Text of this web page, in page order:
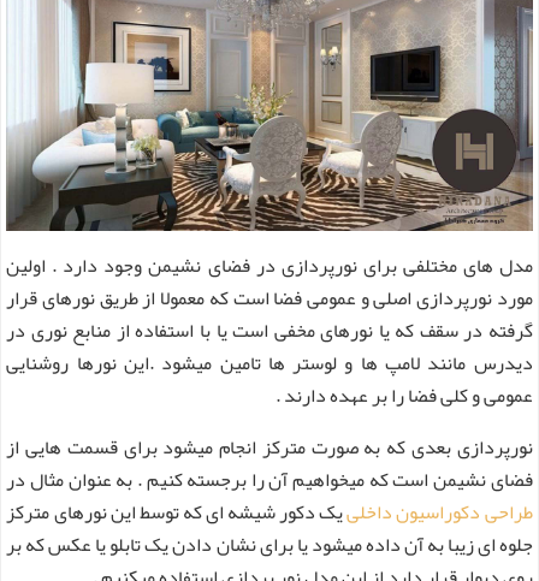
مدل های مختلفی برای نورپردازی در فضای نشیمن وجود دارد . اولین
مورد نورپردازی اصلی و عمومی فضا است که معمولا از طریق نورهای قرار
گرفته در سقف که یا نورهای مخفی است یا با استفاده از منابع نوری در
دیدرس مانند لامپ ها و لوستر ها تامین میشود .این نورها روشنایی
عمومی و کلی فضا را بر عهده دارند .
نورپردازی بعدی که به صورت مترکز انجام میشود برای قسمت هایی از
فضای نشیمن است که میخواهیم آن را برجسته کنیم . به عنوان مثال در
طراحی دکوراسیون داخلییک دکور شیشه ای که توسط این نورهای مترکز
جلوه ای زیبا به آن داده میشود یا برای نشان دادن یک تابلو یا عکس که بر